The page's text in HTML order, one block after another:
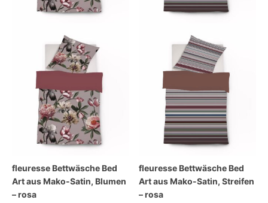
fleuresse Bettwäsche Bed
Art aus Mako-Satin, Blumen
– rosa
fleuresse Bettwäsche Bed
Art aus Mako-Satin, Streifen
– rosa